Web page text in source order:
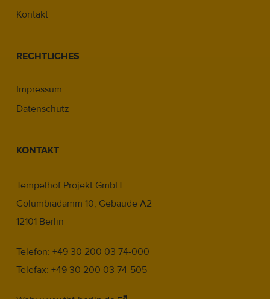
Kontakt
RECHTLICHES
Impressum
Datenschutz
KONTAKT
Tempelhof Projekt GmbH
Columbiadamm 10, Gebäude A2
12101 Berlin
Telefon: +49 30 200 03 74-000
Telefax: +49 30 200 03 74-505